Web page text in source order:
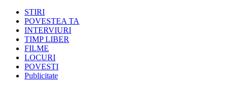
STIRI
POVESTEA TA
INTERVIURI
TIMP LIBER
FILME
LOCURI
POVESTI
Publicitate